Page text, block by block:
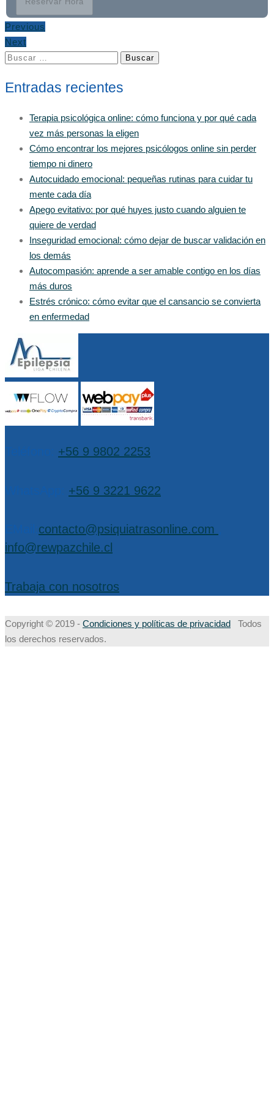
Previous
Next
Buscar:
Entradas recientes
Terapia psicológica online: cómo funciona y por qué cada
vez más personas la eligen
Cómo encontrar los mejores psicólogos online sin perder
tiempo ni dinero
Autocuidado emocional: pequeñas rutinas para cuidar tu
mente cada día
Apego evitativo: por qué huyes justo cuando alguien te
quiere de verdad
Inseguridad emocional: cómo dejar de buscar validación en
los demás
Autocompasión: aprende a ser amable contigo en los días
más duros
Estrés crónico: cómo evitar que el cansancio se convierta
en enfermedad
+56 9 9802 2253
+56 9 3221 9622
contacto@psiquiatrasonline.com
info@rewpazchile.cl
Trabaja con nosotros
Copyright © 2019 - Condiciones y políticas de privacidad Todos
los derechos reservados.